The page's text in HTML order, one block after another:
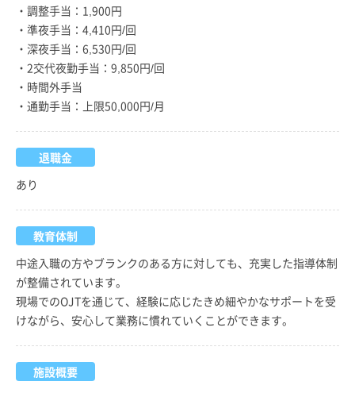
・調整手当：1,900円
・準夜手当：4,410円/回
・深夜手当：6,530円/回
・2交代夜勤手当：9,850円/回
・時間外手当
・通勤手当：上限50,000円/月
退職金
あり
教育体制
中途入職の方やブランクのある方に対しても、充実した指導体制
が整備されています。
現場でのOJTを通じて、経験に応じたきめ細やかなサポートを受
けながら、安心して業務に慣れていくことができます。
施設概要